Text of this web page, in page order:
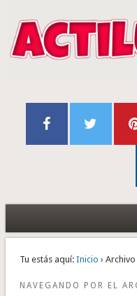
Tu estás aquí: Inicio ›
NAVEGANDO POR EL